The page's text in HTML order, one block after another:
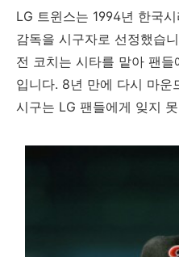
LG 트윈스는 1994년 한국
감독을 시구자로 선정했습
전 코치는 시타를 맡아 팬
입니다. 8년 만에 다시 마운
시구는 LG 팬들에게 잊지